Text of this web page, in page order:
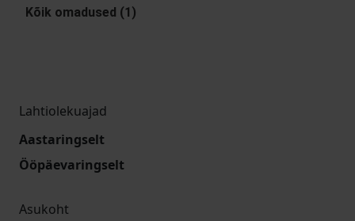
Kõik omadused (1)
Lahtiolekuajad
Aastaringselt
Ööpäevaringselt
Asukoht